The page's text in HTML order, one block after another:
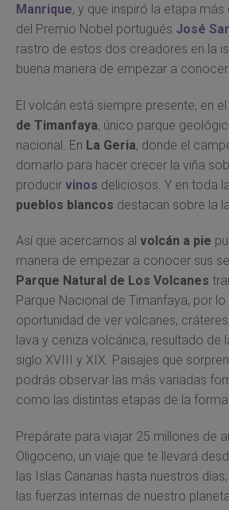
Manrique, y que inspiró la etapa
del Premio Nobel portugués José
rastro de estos dos creadores en la
buena manera de empezar a
El volcán está siempre presente, en el
de Timanfaya, único parque
nacional. En La Geria, donde el
domarlo para hacer crecer la viña
producir vinos deliciosos. Y en toda
pueblos blancos destacan sobre la
Así que acercarnos al volcán a pie
manera de empezar a conocer sus
Parque Natural de Los Volcanes
Parque Nacional de Timanfaya, por
oportunidad de ver volcanes,
lava y ceniza volcánica, resultado de
siglo XVIII y XIX. Paisajes que
podrás observar las más variadas
como las distintas etapas de la
Prepárate para viajar 25 millones de
Oligoceno, un viaje que te llevará
las Islas Canarias hasta nuestros
las fuerzas internas de nuestro